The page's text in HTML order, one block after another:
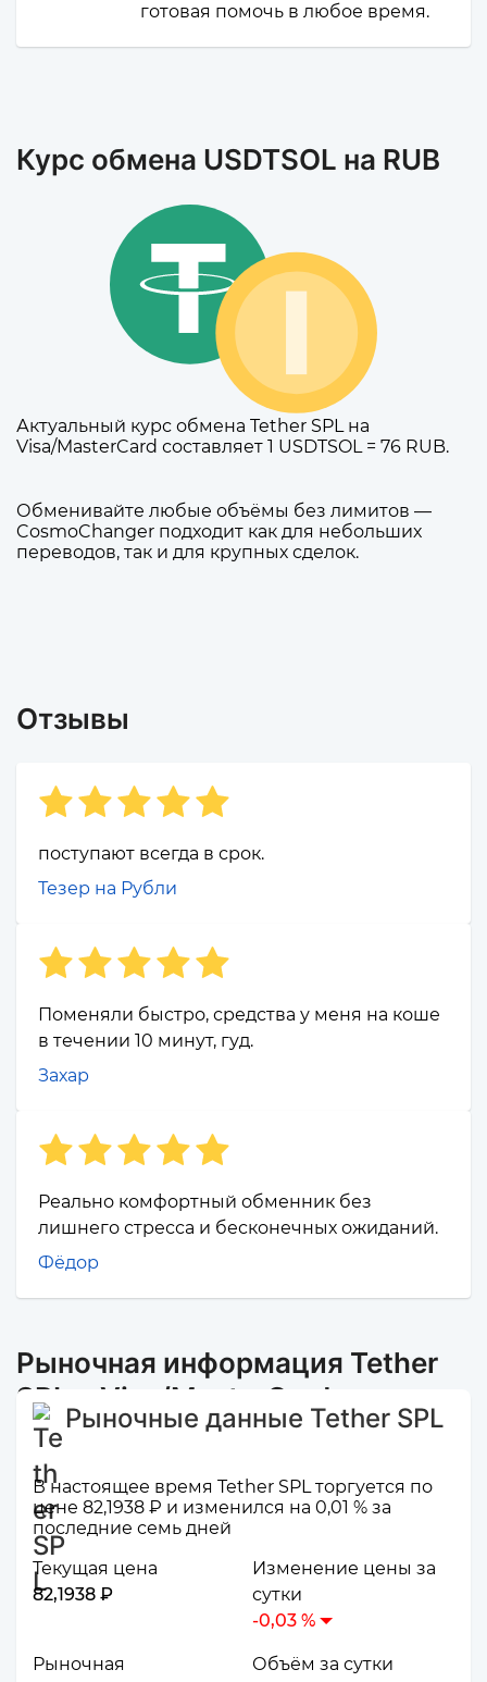
готовая помочь в любое время.
Курс обмена USDTSOL на RUB
Актуальный курс обмена Tether SPL на
Visa/MasterCard составляет 1 USDTSOL = 76 RUB.
Обменивайте любые объёмы без лимитов —
CosmoChanger подходит как для небольших
переводов, так и для крупных сделок.
Отзывы
поступают всегда в срок.
Тезер на Рубли
Поменяли быстро, средства у меня на коше
в течении 10 минут, гуд.
Захар
Реально комфортный обменник без
лишнего стресса и бесконечных ожиданий.
Фёдор
Рыночная информация Tether
SPL и Visa/MasterCard
Рыночные данные Tether SPL
В настоящее время Tether SPL торгуется по
цене 82,1938 ₽ и изменился на 0,01 % за
последние семь дней
Текущая цена
82,1938 ₽
Изменение цены за
сутки
-0,03 %
Рыночная
Объём за сутки